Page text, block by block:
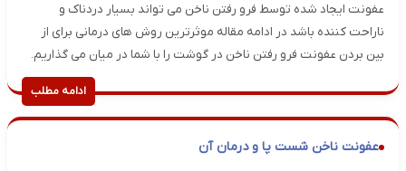
عفونت ایجاد شده توسط فرو رفتن ناخن می تواند بسیار دردناک و
ناراحت کننده باشد در ادامه مقاله موثرترین روش های درمانی برای از
بین بردن عفونت فرو رفتن ناخن در گوشت را با شما در میان می گذاریم.
ادامه مطلب
عفونت ناخن شست پا و درمان آن